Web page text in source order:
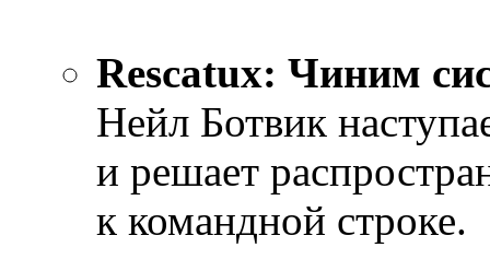
Rescatux: Чиним
Нейл Ботвик
и решает
к командной строке.